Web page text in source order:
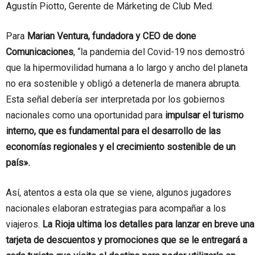
Agustín Piotto, Gerente de Márketing de Club Med.
Para Marian Ventura, fundadora y CEO de done
Comunicaciones, “la pandemia del Covid-19 nos demostró
que la hipermovilidad humana a lo largo y ancho del planeta
no era sostenible y obligó a detenerla de manera abrupta.
Esta señal debería ser interpretada por los gobiernos
nacionales como una oportunidad para impulsar el turismo
interno, que es fundamental para el desarrollo de las
economías regionales y el crecimiento sostenible de un
país».
Así, atentos a esta ola que se viene, algunos jugadores
nacionales elaboran estrategias para acompañar a los
viajeros. La Rioja ultima los detalles para lanzar en breve una
tarjeta de descuentos y promociones que se le entregará a